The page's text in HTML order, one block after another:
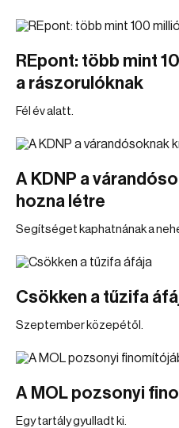
REpont: több mint
a rászorulóknak
Fél év alatt.
A KDNP a
hozna létre
Segítséget kaphatnának a
Csökken a tűzifa
Szeptember közepétől.
A MOL pozsonyi
Egy tartály gyulladt ki.